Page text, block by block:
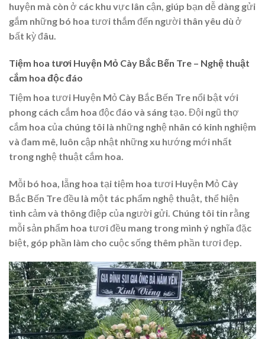
huyện mà còn ở các khu vực lân cận, giúp bạn dễ dàng gửi
gắm những bó hoa tươi thắm đến người thân yêu dù ở
bất kỳ đâu.
Tiệm hoa tươi Huyện Mỏ Cày Bắc Bến Tre – Nghệ thuật
cắm hoa độc đáo
Tiệm hoa tươi Huyện Mỏ Cày Bắc Bến Tre nổi bật với
phong cách cắm hoa độc đáo và sáng tạo. Đội ngũ thợ
cắm hoa của chúng tôi là những nghệ nhân có kinh nghiệm
và đam mê, luôn cập nhật những xu hướng mới nhất
trong nghệ thuật cắm hoa.
Mỗi bó hoa, lẵng hoa tại tiệm hoa tươi Huyện Mỏ Cày
Bắc Bến Tre đều là một tác phẩm nghệ thuật, thể hiện
tình cảm và thông điệp của người gửi. Chúng tôi tin rằng
mỗi sản phẩm hoa tươi đều mang trong mình ý nghĩa đặc
biệt, góp phần làm cho cuộc sống thêm phần tươi đẹp.